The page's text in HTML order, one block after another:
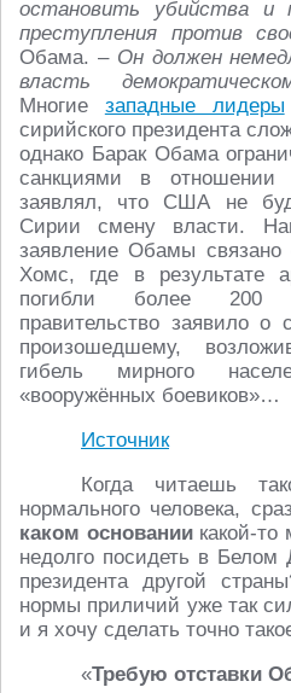
остановить убийства и
преступления против
Обама. – Он должен
власть
Многие западные лидеры
сирийского президента
однако Барак Обама
санкциями в отношении
заявлял, что США не
Сирии смену власти.
заявление Обамы
Хомс, где в результате
погибли более 200
правительство заявило о
произошедшему,
гибель мирного
«вооружённых боевиков»…
Источник
Когда читаешь
нормального человека,
каком основаниикакой-то
недолго посидеть в Белом
президента другой
нормы приличий уже так
и я хочу сделать точно
«Требую отставки